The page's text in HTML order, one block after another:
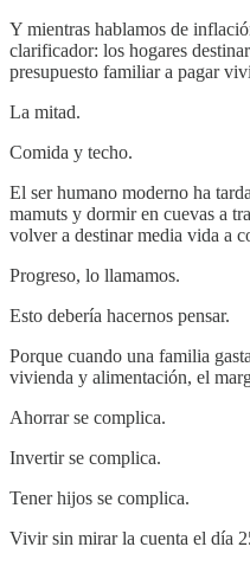
Y mientras hablamos de
clarificador: los hogares
presupuesto familiar a pagar
La mitad.
Comida y techo.
El ser humano moderno ha
mamuts y dormir en cuevas a
volver a destinar media vida a
Progreso, lo llamamos.
Esto debería hacernos pensar.
Porque cuando una familia
vivienda y alimentación, el
Ahorrar se complica.
Invertir se complica.
Tener hijos se complica.
Vivir sin mirar la cuenta el día